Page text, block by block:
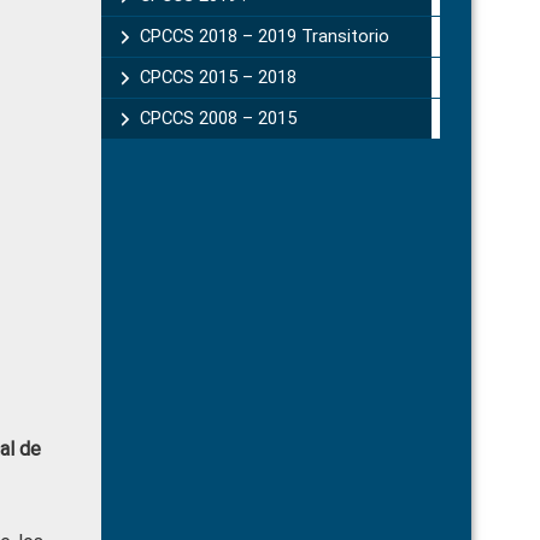
de
CPCCS 2018 – 2019 Transitorio
CPCCS 2015 – 2018
CPCCS 2008 – 2015